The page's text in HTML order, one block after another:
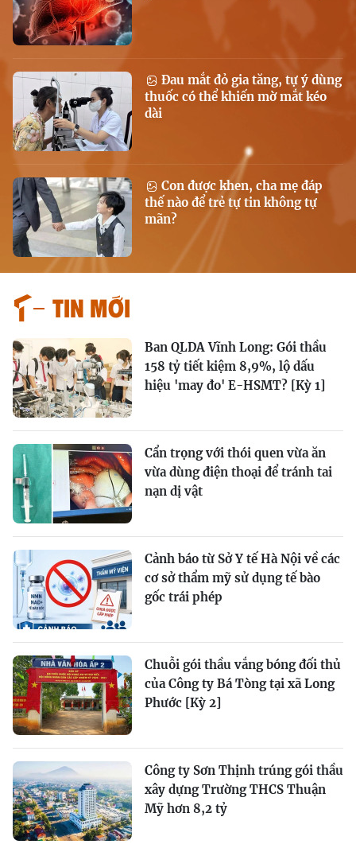
Đau mắt đỏ gia tăng, tự ý dùng
thuốc có thể khiến mờ mắt kéo
dài
Con được khen, cha mẹ đáp
thế nào để trẻ tự tin không tự
mãn?
Tin mới
Ban QLDA Vĩnh Long: Gói thầu
158 tỷ tiết kiệm 8,9%, lộ dấu
hiệu 'may đo' E-HSMT? [Kỳ 1]
Cẩn trọng với thói quen vừa ăn
vừa dùng điện thoại để tránh tai
nạn dị vật
Cảnh báo từ Sở Y tế Hà Nội về các
cơ sở thẩm mỹ sử dụng tế bào
gốc trái phép
Chuỗi gói thầu vắng bóng đối thủ
của Công ty Bá Tòng tại xã Long
Phước [Kỳ 2]
Công ty Sơn Thịnh trúng gói thầu
xây dựng Trường THCS Thuận
Mỹ hơn 8,2 tỷ